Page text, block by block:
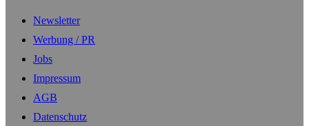
Newsletter
Werbung / PR
Jobs
Impressum
AGB
Datenschutz